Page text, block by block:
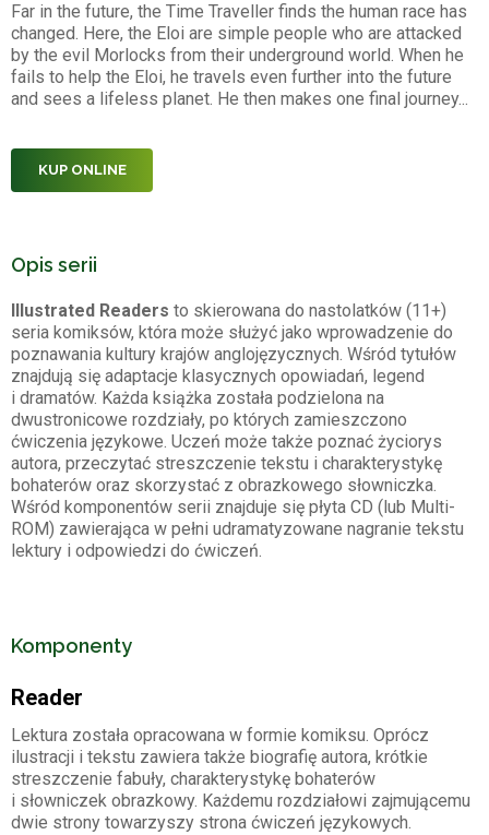
Far in the future, the Time Traveller finds the human race has
changed. Here, the Eloi are simple people who are attacked
by the evil Morlocks from their underground world. When he
fails to help the Eloi, he travels even further into the future
and sees a lifeless planet. He then makes one final journey...
KUP ONLINE
Opis serii
Illustrated Readers to skierowana do nastolatków (11+)
seria komiksów, która może służyć jako wprowadzenie do
poznawania kultury krajów anglojęzycznych. Wśród tytułów
znajdują się adaptacje klasycznych opowiadań, legend
i dramatów. Każda książka została podzielona na
dwustronicowe rozdziały, po których zamieszczono
ćwiczenia językowe. Uczeń może także poznać życiorys
autora, przeczytać streszczenie tekstu i charakterystykę
bohaterów oraz skorzystać z obrazkowego słowniczka.
Wśród komponentów serii znajduje się płyta CD (lub Multi-
ROM) zawierająca w pełni udramatyzowane nagranie tekstu
lektury i odpowiedzi do ćwiczeń.
Komponenty
Reader
Lektura została opracowana w formie komiksu. Oprócz
ilustracji i tekstu zawiera także biografię autora, krótkie
streszczenie fabuły, charakterystykę bohaterów
i słowniczek obrazkowy. Każdemu rozdziałowi zajmującemu
dwie strony towarzyszy strona ćwiczeń językowych.